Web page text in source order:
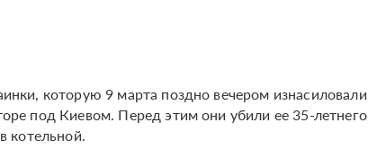
которую 9 марта поздно вечером изнасиловали
под Киевом. Перед этим они убили ее 35-летнего
котельной.